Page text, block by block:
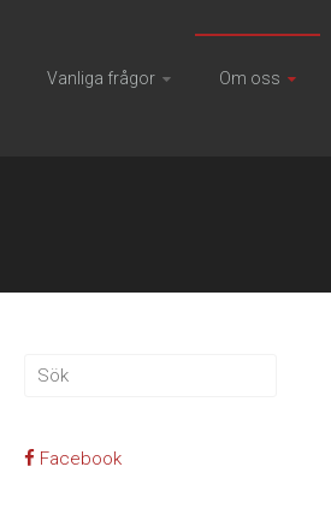
Vanliga frågor Om oss
Facebook